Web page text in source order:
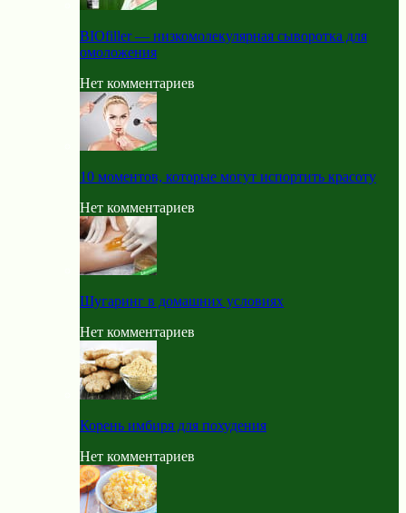
BIOfiller — низкомолекулярная сыворотка для
омоложения
Нет комментариев
10 моментов, которые могут испортить красоту
Нет комментариев
Шугаринг в домашних условиях
Нет комментариев
Корень имбиря для похудения
Нет комментариев